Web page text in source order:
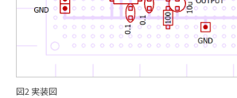
図2 実装図